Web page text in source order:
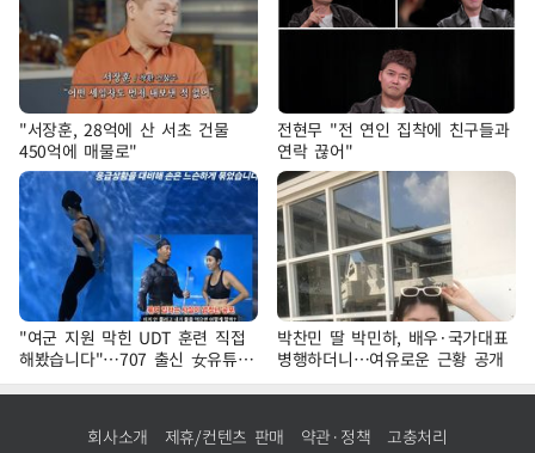
"서장훈, 28억에 산 서초 건물
450억에 매물로"
전현무 "전 연인 집착에 친구들과
연락 끊어"
"여군 지원 막힌 UDT 훈련 직접
해봤습니다"…707 출신 女유튜버
'완벽 소화'
박찬민 딸 박민하, 배우·국가대표
병행하더니…여유로운 근황 공개
회사소개 제휴/컨텐츠 판매 약관·정책 고충처리